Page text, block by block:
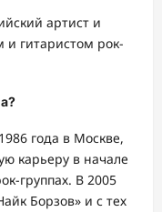
артист и
и гитаристом рок-
года в Москве,
карьеру в начале
группах. В 2005
Борзов» и с тех